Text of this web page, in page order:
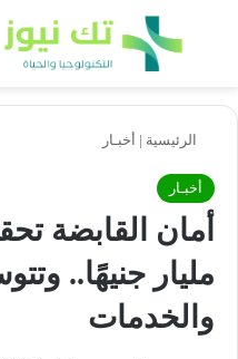
بحث عن
الرئيسية | أخبـار
أخبـار
مليار جنيهًا..
والخدمات